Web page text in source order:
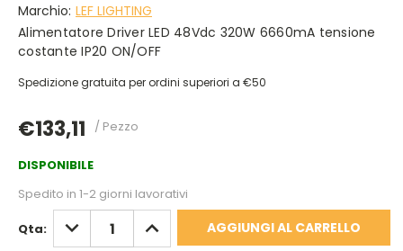
Marchio: LEF LIGHTING
Alimentatore Driver LED 48Vdc 320W 6660mA tensione
costante IP20 ON/OFF
Spedizione gratuita per ordini superiori a €50
€133,11 / Pezzo
DISPONIBILE
Spedito in 1-2 giorni lavorativi
Qta: DIMINUISCI
QUANTITÀ:
AUMENTA
QUANTITÀ: